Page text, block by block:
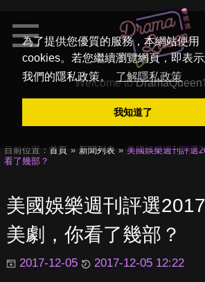
為了提供您優質的服務，本網站使用
cookies。若您繼續瀏覽網頁，即表
我們的隱私政策。
了解隱私政策
我知道了
Welcome toDramaQueen
目前位置： 首頁 新聞列表
美國娛樂週刊評選
看了幾部？
美國娛樂週刊評選
美劇，你看了幾部？
2017-12-05 2017-12-05 12:22